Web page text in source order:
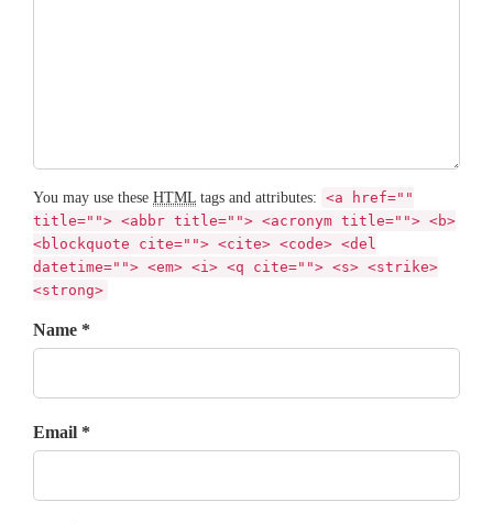
You may use these HTML tags and attributes: <a href=""
title=""> <abbr title=""> <acronym title=""> <b>
<blockquote cite=""> <cite> <code> <del
datetime=""> <em> <i> <q cite=""> <s> <strike>
<strong>
Name *
Email *